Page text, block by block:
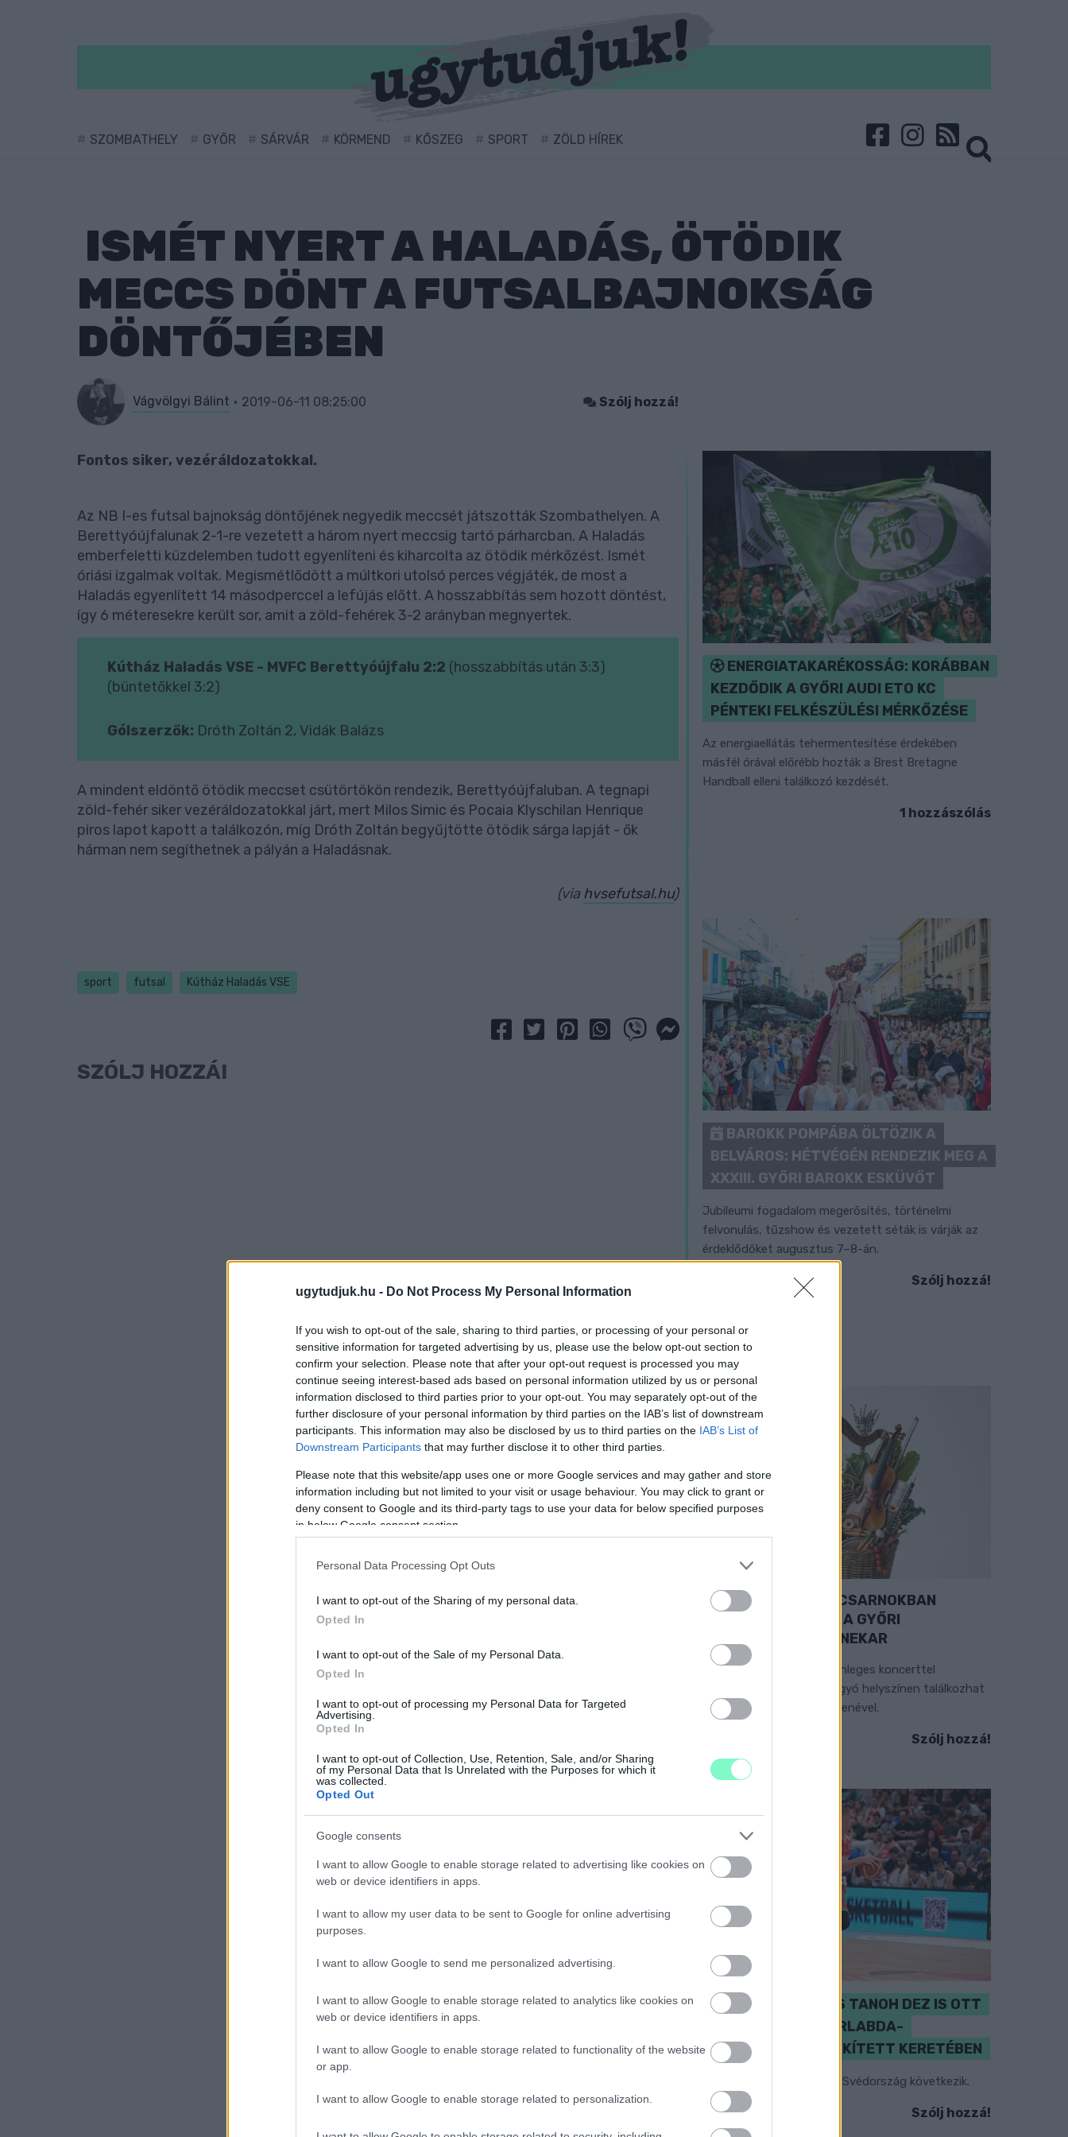
ugytudjuk.hu - Do Not Process My Personal Information
If you wish to opt-out of the sale, sharing to third parties, or processing of your personal or
sensitive information for targeted advertising by us, please use the below opt-out section to
confirm your selection. Please note that after your opt-out request is processed you may
continue seeing interest-based ads based on personal information utilized by us or personal
information disclosed to third parties prior to your opt-out. You may separately opt-out of the
further disclosure of your personal information by third parties on the IAB’s list of downstream
participants. This information may also be disclosed by us to third parties on the IAB’s List of
Downstream Participants that may further disclose it to other third parties.
Please note that this website/app uses one or more Google services and may gather and store
information including but not limited to your visit or usage behaviour. You may click to grant or
deny consent to Google and its third-party tags to use your data for below specified purposes
in below Google consent section.
Personal Data Processing Opt Outs
I want to opt-out of the Sharing of my personal data.
Opted In
I want to opt-out of the Sale of my Personal Data.
Opted In
I want to opt-out of processing my Personal Data for Targeted
Advertising.
Opted In
I want to opt-out of Collection, Use, Retention, Sale, and/or Sharing
of my Personal Data that Is Unrelated with the Purposes for which it
was collected.
Opted Out
Google consents
I want to allow Google to enable storage related to advertising like cookies on
web or device identifiers in apps.
I want to allow my user data to be sent to Google for online advertising
purposes.
I want to allow Google to send me personalized advertising.
I want to allow Google to enable storage related to analytics like cookies on
web or device identifiers in apps.
I want to allow Google to enable storage related to functionality of the website
or app.
I want to allow Google to enable storage related to personalization.
SZOMBATHELY GYŐR SÁRVÁR KÖRMEND KŐSZEG SPORT ZÖLD HÍREK
ISMÉT NYERT A HALADÁS, ÖTÖDIK
MECCS DÖNT A FUTSALBAJNOKSÁG
DÖNTŐJÉBEN
Vágvölgyi Bálint 2019-06-11 08:25:00 Szólj hozzá!
Fontos siker, vezéráldozatokkal.
Az NB I-es futsal bajnokság döntőjének negyedik meccsét játszották Szombathelyen. A
Berettyóújfalunak 2-1-re vezetett a három nyert meccsig tartó párharcban. A Haladás
emberfeletti küzdelemben tudott egyenlíteni és kiharcolta az ötödik mérkőzést. Ismét
óriási izgalmak voltak. Megismétlődött a múltkori utolsó perces végjáték, de most a
Haladás egyenlített 14 másodperccel a lefújás előtt. A hosszabbítás sem hozott döntést,
így 6 méteresekre került sor, amit a zöld-fehérek 3-2 arányban megnyertek.
Kútház Haladás VSE - MVFC Berettyóújfalu 2:2 (hosszabbítás után 3:3)
(büntetőkkel 3:2)
Gólszerzők: Dróth Zoltán 2, Vidák Balázs
A mindent eldöntő ötödik meccset csütörtökön rendezik, Berettyóújfaluban. A tegnapi
zöld-fehér siker vezéráldozatokkal járt, mert Milos Simic és Pocaia Klyschilan Henrique
piros lapot kapott a találkozón, míg Dróth Zoltán begyűjtötte ötödik sárga lapját - ők
hárman nem segíthetnek a pályán a Haladásnak.
(via hvsefutsal.hu)
sport futsal Kútház Haladás VSE
SZÓLJ HOZZÁ!
ENERGIATAKARÉKOSSÁG: KORÁBBAN
KEZDŐDIK A GYŐRI AUDI ETO KC
PÉNTEKI FELKÉSZÜLÉSI MÉRKŐZÉSE
Az energiaellátás tehermentesítése érdekében
másfél órával előrébb hozták a Brest Bretagne
Handball elleni találkozó kezdését.
1 hozzászólás
BAROKK POMPÁBA ÖLTÖZIK A
BELVÁROS: HÉTVÉGÉN RENDEZIK MEG A
XXXIII. GYŐRI BAROKK ESKÜVŐT
Jubileumi fogadalom megerősítés, történelmi
felvonulás, tűzshow és vezetett séták is várják az
érdeklődőket augusztus 7–8-án.
Szólj hozzá!
EXTRA: A VÁSÁRCSARNOKBAN
NYITJA ÚJ ÉVADÁT A GYŐRI
FILHARMONIKUS ZENEKAR
A „Zenélő piac” című különleges koncerttel
szeptember 7-én rendhagyó helyszínen találkozhat
a közönség a klasszikus zenével.
Szólj hozzá!
PERL, VÁRADI ÉS TANOH DEZ IS OTT
VAN A FÉRFI KOSÁRLABDA-
VÁLOGATOTT SZŰKÍTETT KERETÉBEN
Észtország, Szlovénia és Svédország következik.
Szólj hozzá!